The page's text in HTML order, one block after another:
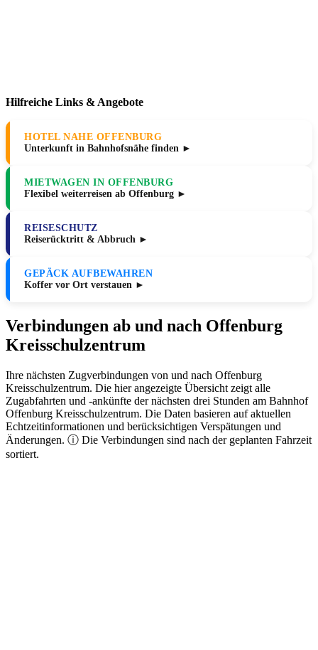
Hilfreiche Links & Angebote
HOTEL NAHE OFFENBURG
Unterkunft in Bahnhofsnähe finden ►
MIETWAGEN IN OFFENBURG
Flexibel weiterreisen ab Offenburg ►
REISESCHUTZ
Reiserücktritt & Abbruch ►
GEPÄCK AUFBEWAHREN
Koffer vor Ort verstauen ►
Verbindungen ab und nach Offenburg
Kreisschulzentrum
Ihre nächsten Zugverbindungen von und nach Offenburg
Kreisschulzentrum. Die hier angezeigte Übersicht zeigt alle
Zugabfahrten und -ankünfte der nächsten drei Stunden am Bahnhof
Offenburg Kreisschulzentrum. Die Daten basieren auf aktuellen
Echtzeitinformationen und berücksichtigen Verspätungen und
Änderungen. ⓘ Die Verbindungen sind nach der geplanten Fahrzeit
sortiert.